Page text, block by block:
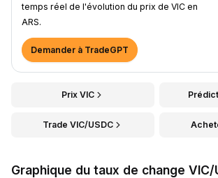
temps réel de l'évolution du prix de VIC en
ARS.
Demander à TradeGPT
Prix VIC
Trade VIC/USDC
Graphique du taux de change VIC/